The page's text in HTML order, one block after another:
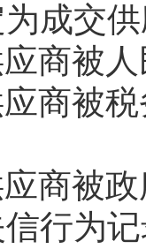
成交
商被人
商被税
商被政
行为